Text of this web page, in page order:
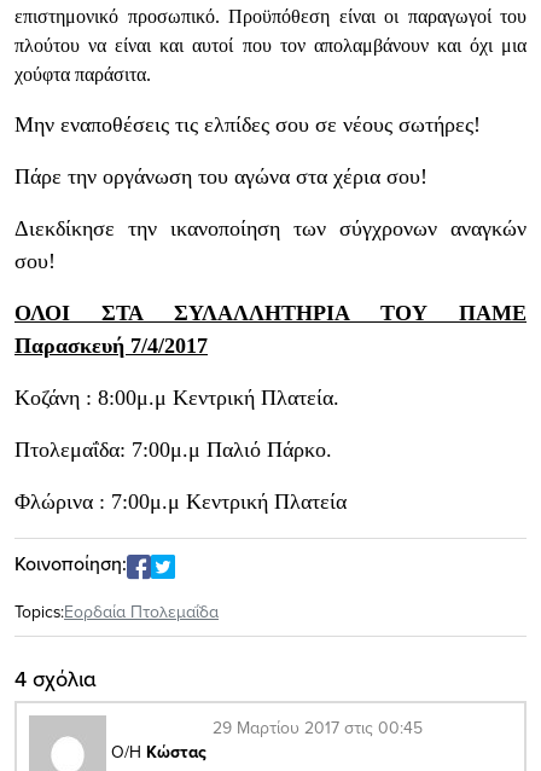
επιστημονικό προσωπικό. Προϋπόθεση είναι οι παραγωγοί του
πλούτου να είναι και αυτοί που τον απολαμβάνουν και όχι μια
χούφτα παράσιτα.
Μην εναποθέσεις τις ελπίδες σου σε νέους σωτήρες!
Πάρε την οργάνωση του αγώνα στα χέρια σου!
Διεκδίκησε την ικανοποίηση των σύγχρονων αναγκών
σου!
ΟΛΟΙ ΣΤΑ ΣΥΛΑΛΛΗΤΗΡΙΑ ΤΟΥ ΠΑΜΕ
Παρασκευή 7/4/2017
Κοζάνη : 8:00μ.μ Κεντρική Πλατεία.
Πτολεμαΐδα: 7:00μ.μ Παλιό Πάρκο.
Φλώρινα : 7:00μ.μ Κεντρική Πλατεία
Κοινοποίηση:
Topics:Εορδαία Πτολεμαΐδα
4 σχόλια
Ο/Η Κώστας
29 Μαρτίου 2017 στις 00:45